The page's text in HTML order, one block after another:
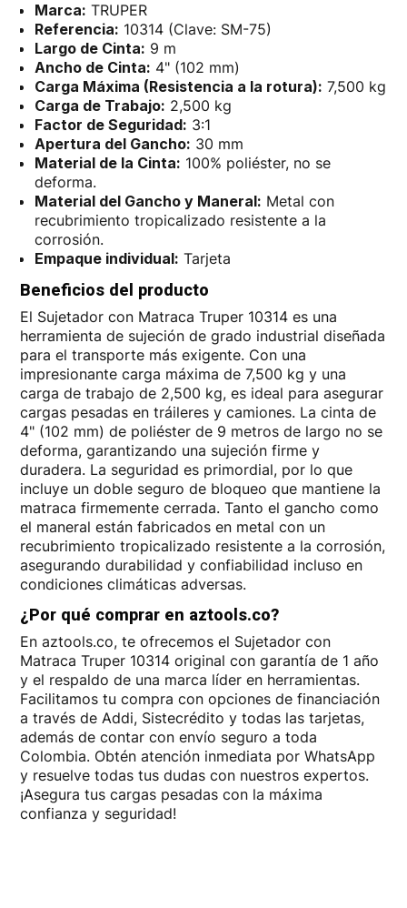
Marca: TRUPER
Referencia: 10314 (Clave: SM-75)
Largo de Cinta: 9 m
Ancho de Cinta: 4" (102 mm)
Carga Máxima (Resistencia a la rotura): 7,500 kg
Carga de Trabajo: 2,500 kg
Factor de Seguridad: 3:1
Apertura del Gancho: 30 mm
Material de la Cinta: 100% poliéster, no se
deforma.
Material del Gancho y Maneral: Metal con
recubrimiento tropicalizado resistente a la
corrosión.
Empaque individual: Tarjeta
Beneficios del producto
El Sujetador con Matraca Truper 10314 es una
herramienta de sujeción de grado industrial diseñada
para el transporte más exigente. Con una
impresionante carga máxima de 7,500 kg y una
carga de trabajo de 2,500 kg, es ideal para asegurar
cargas pesadas en tráileres y camiones. La cinta de
4" (102 mm) de poliéster de 9 metros de largo no se
deforma, garantizando una sujeción firme y
duradera. La seguridad es primordial, por lo que
incluye un doble seguro de bloqueo que mantiene la
matraca firmemente cerrada. Tanto el gancho como
el maneral están fabricados en metal con un
recubrimiento tropicalizado resistente a la corrosión,
asegurando durabilidad y confiabilidad incluso en
condiciones climáticas adversas.
¿Por qué comprar en aztools.co?
En aztools.co, te ofrecemos el Sujetador con
Matraca Truper 10314 original con garantía de 1 año
y el respaldo de una marca líder en herramientas.
Facilitamos tu compra con opciones de financiación
a través de Addi, Sistecrédito y todas las tarjetas,
además de contar con envío seguro a toda
Colombia. Obtén atención inmediata por WhatsApp
y resuelve todas tus dudas con nuestros expertos.
¡Asegura tus cargas pesadas con la máxima
confianza y seguridad!